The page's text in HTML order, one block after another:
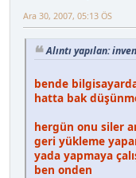
Ara 30, 2007, 05:13 ÖS
Alıntı yapılan:
bende
hatta bak
hergün onu siler
geri yükleme
yada yapmaya
ben onden